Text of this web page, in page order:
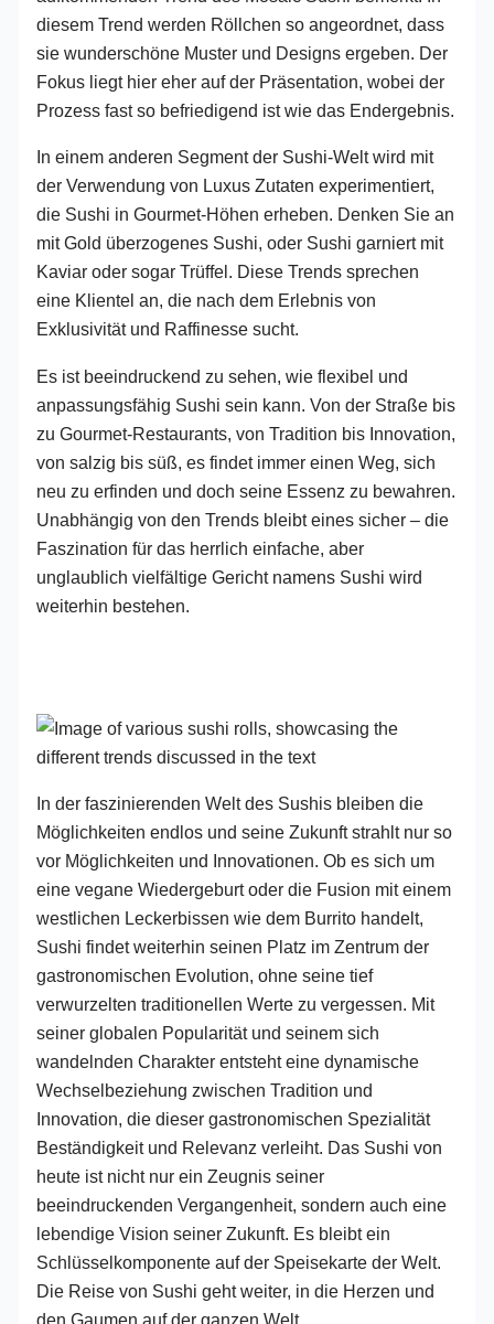
diesem Trend werden Röllchen so angeordnet, dass
sie wunderschöne Muster und Designs ergeben. Der
Fokus liegt hier eher auf der Präsentation, wobei der
Prozess fast so befriedigend ist wie das Endergebnis.
In einem anderen Segment der Sushi-Welt wird mit
der Verwendung von Luxus Zutaten experimentiert,
die Sushi in Gourmet-Höhen erheben. Denken Sie an
mit Gold überzogenes Sushi, oder Sushi garniert mit
Kaviar oder sogar Trüffel. Diese Trends sprechen
eine Klientel an, die nach dem Erlebnis von
Exklusivität und Raffinesse sucht.
Es ist beeindruckend zu sehen, wie flexibel und
anpassungsfähig Sushi sein kann. Von der Straße bis
zu Gourmet-Restaurants, von Tradition bis Innovation,
von salzig bis süß, es findet immer einen Weg, sich
neu zu erfinden und doch seine Essenz zu bewahren.
Unabhängig von den Trends bleibt eines sicher – die
Faszination für das herrlich einfache, aber
unglaublich vielfältige Gericht namens Sushi wird
weiterhin bestehen.
In der faszinierenden Welt des Sushis bleiben die
Möglichkeiten endlos und seine Zukunft strahlt nur so
vor Möglichkeiten und Innovationen. Ob es sich um
eine vegane Wiedergeburt oder die Fusion mit einem
westlichen Leckerbissen wie dem Burrito handelt,
Sushi findet weiterhin seinen Platz im Zentrum der
gastronomischen Evolution, ohne seine tief
verwurzelten traditionellen Werte zu vergessen. Mit
seiner globalen Popularität und seinem sich
wandelnden Charakter entsteht eine dynamische
Wechselbeziehung zwischen Tradition und
Innovation, die dieser gastronomischen Spezialität
Beständigkeit und Relevanz verleiht. Das Sushi von
heute ist nicht nur ein Zeugnis seiner
beeindruckenden Vergangenheit, sondern auch eine
lebendige Vision seiner Zukunft. Es bleibt ein
Schlüsselkomponente auf der Speisekarte der Welt.
Die Reise von Sushi geht weiter, in die Herzen und
den Gaumen auf der ganzen Welt.